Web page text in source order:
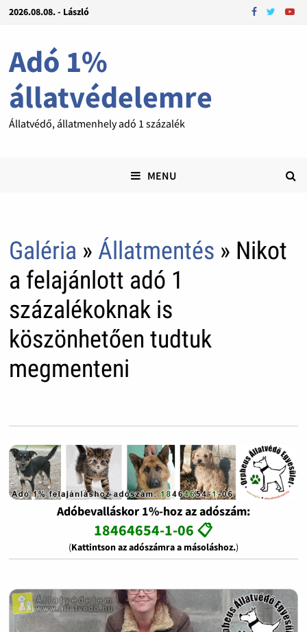
2026.08.08. - László
Adó 1%
állatvédelemre
Állatvédő, állatmenhely adó 1 százalék
MENU
Galéria » Állatmentés » Nikot
a felajánlott adó 1
százalékoknak is
köszönhetően tudtuk
megmenteni
Adóbevalláskor 1%-hoz az adószám:
18464654-1-06 📋
(Kattintson az adószámra a másoláshoz.)